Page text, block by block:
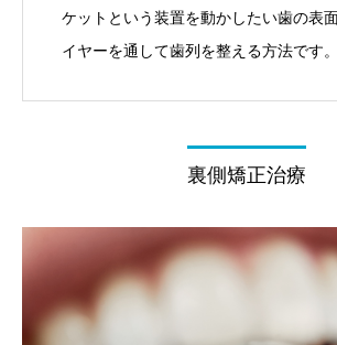
ケットという装置を動かしたい歯の表
イヤーを通して歯列を整える方法です。
裏側矯正治療